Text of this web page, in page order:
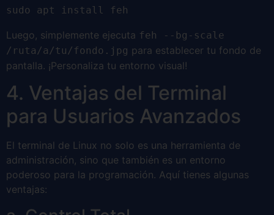
sudo apt install feh
Luego, simplemente ejecuta feh --bg-scale
/ruta/a/tu/fondo.jpg para establecer tu fondo de
pantalla. ¡Personaliza tu entorno visual!
4. Ventajas del Terminal
para Usuarios Avanzados
El terminal de Linux no solo es una herramienta de
administración, sino que también es un entorno
poderoso para la programación. Aquí tienes algunas
ventajas: